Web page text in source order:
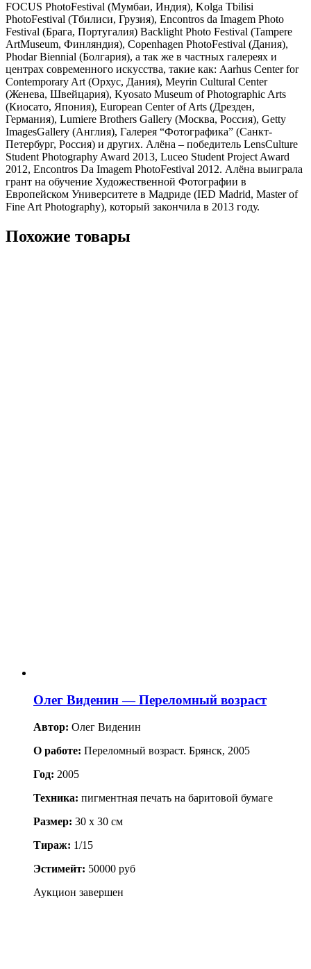
FOCUS PhotoFestival (Мумбаи, Индия), Kolga Tbilisi
PhotoFestival (Тбилиси, Грузия), Encontros da Imagem Photo
Festival (Брага, Португалия) Backlight Photo Festival (Tampere
ArtMuseum, Финляндия), Copenhagen PhotoFestival (Дания),
Phodar Biennial (Болгария), а так же в частных галереях и
центрах современного искусства, такие как: Aarhus Center for
Contemporary Art (Орхус, Дания), Meyrin Cultural Center
(Женева, Швейцария), Kyosato Museum of Photographic Arts
(Киосато, Япония), European Center of Arts (Дрезден,
Германия), Lumiere Brothers Gallery (Москва, Россия), Getty
ImagesGallery (Англия), Галерея “Фотографика” (Санкт-
Петербург, Россия) и других. Алёна – победитель LensCulture
Student Photography Award 2013, Luceo Student Project Award
2012, Encontros Da Imagem PhotoFestival 2012. Алёна выиграла
грант на обучение Художественной Фотографии в
Европейском Университете в Мадриде (IED Madrid, Master of
Fine Art Photography), который закончила в 2013 году.
Похожие товары
Олег Виденин — Переломный возраст
Автор: Олег Виденин
О работе: Переломный возраст. Брянск, 2005
Год: 2005
Техника: пигментная печать на баритовой бумаге
Размер: 30 x 30 см
Тираж: 1/15
Эстимейт: 50000 руб
Аукцион завершен